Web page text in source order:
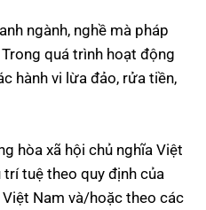
ngành, nghề mà pháp
quá trình hoạt động
hành vi lừa đảo, rửa tiền,
hòa xã hội chủ nghĩa Việt
tuệ theo quy định của
Nam và/hoặc theo các